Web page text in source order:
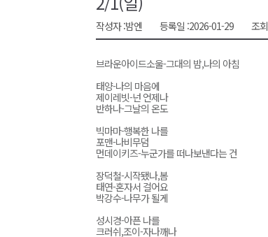
도-시군 첫 간담회..우상호 "하나된 공동체"
이 대통령, 사북·납북귀환어부 국가폭력 사과
작성자 :밤엔 등록일 :2026-01-29 조
브라운아이드소울-그대의 밤,나의 아침
태양-나의 마음에
제이레빗-넌 언제나
반하나-그날의 온도
빅마마-행복한 나를
포맨-나비무덤
먼데이키즈-누군가를 떠나보낸다는 건
장덕철-시작됐나,봄
태연-혼자서 걸어요
박강수-나무가 될게
성시경-아픈 나를
크러쉬,조이-자나깨나